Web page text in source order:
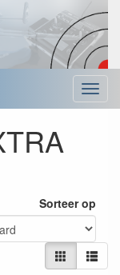
Menu
Sorteer op